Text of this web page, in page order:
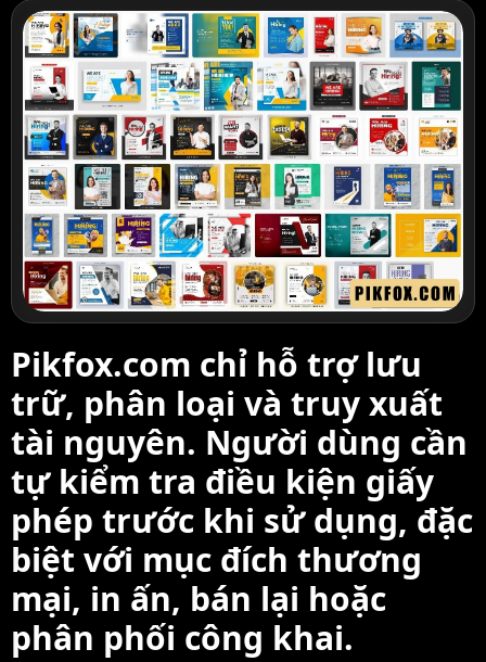
Pikfox.com chỉ hỗ trợ lưu
trữ, phân loại và truy xuất
tài nguyên. Người dùng cần
tự kiểm tra điều kiện giấy
phép trước khi sử dụng, đặc
biệt với mục đích thương
mại, in ấn, bán lại hoặc
phân phối công khai.